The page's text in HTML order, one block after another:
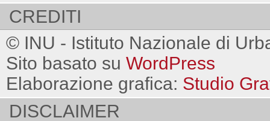
CREDITI
© INU - Istituto Nazionale di
Sito basato su WordPress
Elaborazione grafica: Studio
DISCLAIMER